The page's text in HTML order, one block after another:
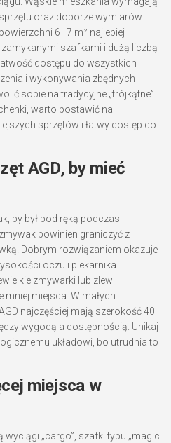
oraz doborze wymiarów
6–7 m² najlepiej
zamykanymi szafkami i dużą liczbą
dostępu do wszystkich
i wykonywania zbędnych
sobie na tradycyjne „trójkątne”
warto postawić na
sprzętów i łatwy dostęp do
AGD, by mieć
by był pod ręką podczas
powinien graniczyć z
Dobrym rozwiązaniem okazuje
oczu i piekarnika
zmywarki lub zlew
miejsca. W małych
najczęściej mają szerokość 40
wygodą a dostępnością. Unikaj
układowi, bo utrudnia to
miejsca w
„cargo”, szafki typu „magic